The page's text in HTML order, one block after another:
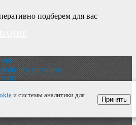
подберем для вас
питания
ИБП
и системы аналитики для
Принять